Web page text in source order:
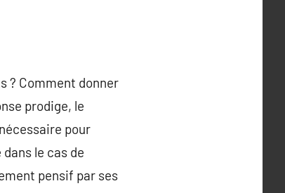
? Comment donner
prodige, le
pour
le cas de
pensif par ses